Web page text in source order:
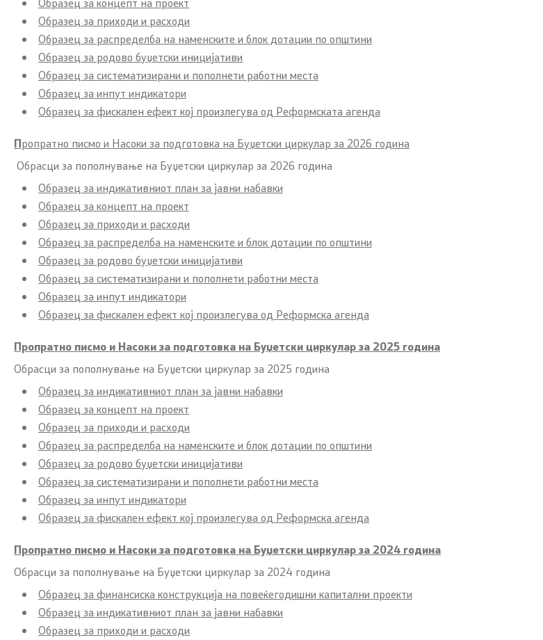
Образец за приходи и расходи
Образец за распределба на наменските и блок дотации по општини
Образец за родово буџетски иницијативи
Образец за систематизирани и пополнети работни места
Образец за инпут индикатори
Образец за фискален ефект кој произлегува од Реформската агенда
Пропратно писмо и Насоки за подготовка на Буџетски циркулар за 2026 година
Обрасци за пополнување на Буџетски циркулар за 2026 година
Образец за индикативниот план за јавни набавки
Образец за концепт на проект
Образец за приходи и расходи
Образец за распределба на наменските и блок дотации по општини
Образец за родово буџетски иницијативи
Образец за систематизирани и пополнети работни места
Образец за инпут индикатори
Образец за фискален ефект кој произлегува од Реформска агенда
Пропратно писмо и Насоки за подготовка на Буџетски циркулар за 2025 година
Обрасци за пополнување на Буџетски циркулар за 2025 година
Образец за индикативниот план за јавни набавки
Образец за концепт на проект
Образец за приходи и расходи
Образец за распределба на наменските и блок дотации по општини
Образец за родово буџетски иницијативи
Образец за систематизирани и пополнети работни места
Образец за инпут индикатори
Образец за фискален ефект кој произлегува од Реформска агенда
Пропратно писмо и Насоки за подготовка на Буџетски циркулар за 2024 година
Обрасци за пополнување на Буџетски циркулар за 2024 година
Образец за финансиска конструкција на повеќегодишни капитални проекти
Образец за индикативниот план за јавни набавки
Образец за приходи и расходи